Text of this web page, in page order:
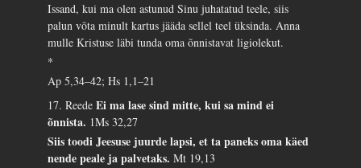
Issand, kui ma olen astunud Sinu juhatatud teele, siis
palun võta minult kartus jääda sellel teel üksinda. Anna
mulle Kristuse läbi tunda oma õnnistavat ligiolekut.
*
Ap 5,34–42; Hs 1,1–21
17. ReedeEi ma lase sind mitte, kui sa mind ei
õnnista. 1Ms 32,27
Siis toodi Jeesuse juurde lapsi, et ta paneks oma käed
nende peale ja palvetaks.Mt 19,13